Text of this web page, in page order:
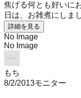
焦げる何とも好いに
日は、お雑煮にしま
詳細を見る
No Image
No Image
もち
8/2/2013モニター